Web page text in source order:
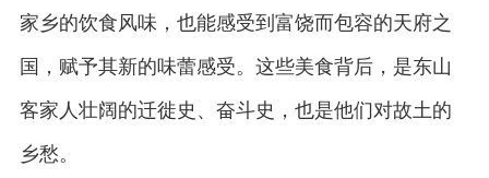
家乡的饮食风味，也能感受到富饶而包容的天府之
国，赋予其新的味蕾感受。这些美食背后，是东山
客家人壮阔的迁徙史、奋斗史，也是他们对故土的
乡愁。